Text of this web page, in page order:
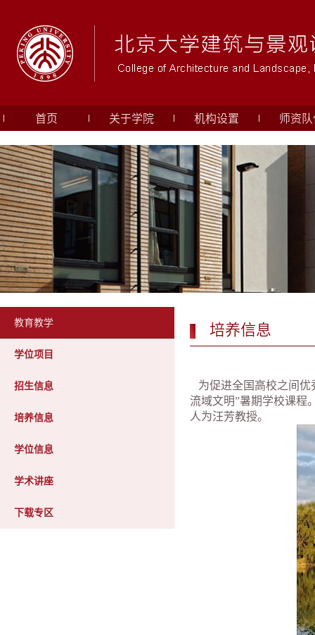
首页 关于学院 机构设置 师资队
教育教学
学位项目
招生信息
培养信息
学位信息
学术讲座
下载专区
培养信息
为促进全国高校之间优
流域文明”暑期学校课程
人为汪芳教授。